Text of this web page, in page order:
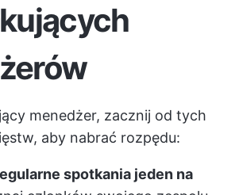
menedżer, zacznij od tych
aby nabrać rozpędu:
spotkania jeden na